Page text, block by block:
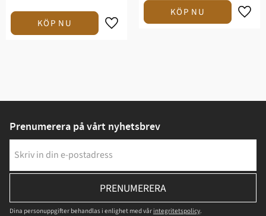
Prenumerera på vårt nyhetsbrev
PRENUMERERA
Dina personuppgifter behandlas i enlighet med vår integritetspolicy.